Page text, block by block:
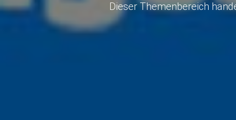
Dieser Themenbereich